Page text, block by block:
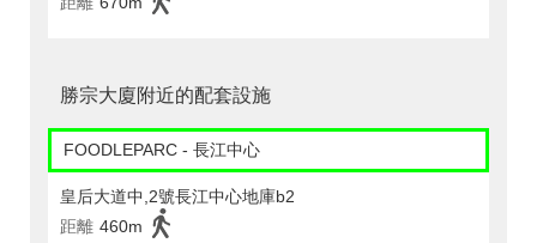
勝宗大廈附近的配套設施
FOODLEPARC - 長江中心
皇后大道中,2號長江中心地庫b2
距離 460m